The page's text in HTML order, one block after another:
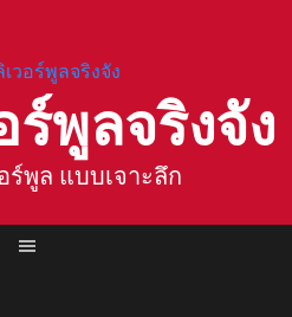
ร์พูลจริงจัง
ร์พูล แบบเจาะลึก